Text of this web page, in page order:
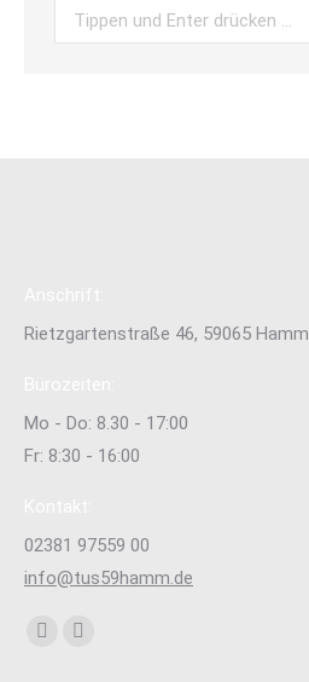
Search:
Rietzgartenstraße 46, 59065 Hamm
Mo - Do: 8.30 - 17:00
Fr: 8:30 - 16:00
02381 97559 00
info@tus59hamm.de
Finden Sie uns auf: